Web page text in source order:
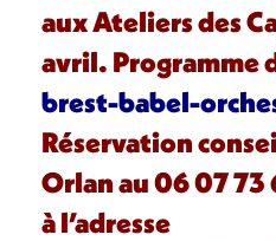
aux Ateliers des
avril. Programme
brest-babel-
Réservation
Orlan au 06 07 73
à l’adresse